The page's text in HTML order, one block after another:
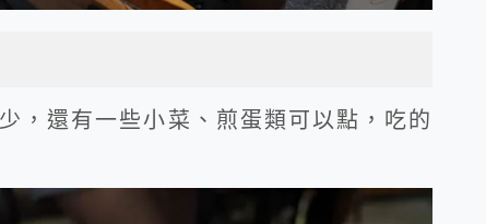
，還有一些小菜、煎蛋類可以點，吃的